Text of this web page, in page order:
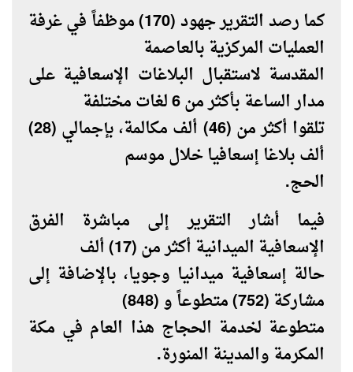
كما رصد التقرير جهود (170) موظفاً في غرفة
العمليات المركزية بالعاصمة
المقدسة لاستقبال البلاغات الإسعافية على
مدار الساعة بأكثر من 6 لغات مختلفة
تلقوا أكثر من (46) ألف مكالمة، بإجمالي (28)
ألف بلاغا إسعافيا خلال موسم
الحج.
فيما أشار التقرير إلى مباشرة الفرق
الإسعافية الميدانية أكثر من (17) ألف
حالة إسعافية ميدانيا وجويا، بالإضافة إلى
مشاركة (752) متطوعاً و (848)
متطوعة لخدمة الحجاج هذا العام في مكة
المكرمة والمدينة المنورة.